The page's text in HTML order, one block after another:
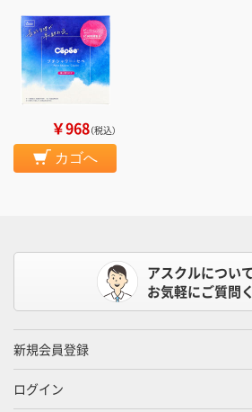
￥968（税込）
カゴへ
アスクルについ
お気軽にご質問
新規会員登録
ログイン